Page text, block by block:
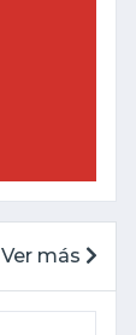
Ver más